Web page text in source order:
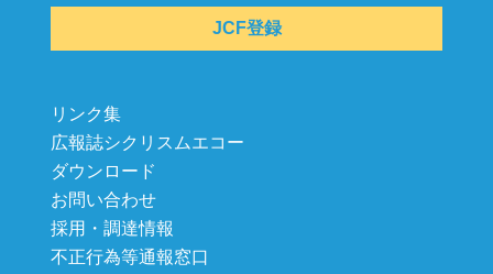
JCF登録
リンク集
広報誌シクリスムエコー
ダウンロード
お問い合わせ
採用・調達情報
不正行為等通報窓口